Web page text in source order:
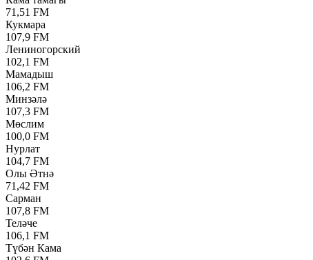
71,51 FM
Кукмара
107,9 FM
Лениногорский
102,1 FM
Мамадыш
106,2 FM
Минзәлә
107,3 FM
Мөслим
100,0 FM
Нурлат
104,7 FM
Олы Әтнә
71,42 FM
Сарман
107,8 FM
Теләче
106,1 FM
Түбән Кама